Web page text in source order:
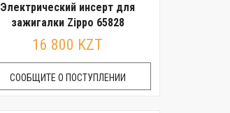
Электрический инсерт для
зажигалки Zippo 65828
16 800 KZT
СООБЩИТЕ О ПОСТУПЛЕНИИ